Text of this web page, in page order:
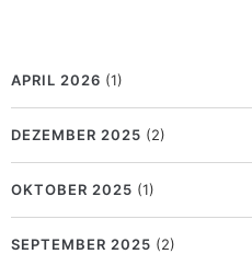
APRIL 2026 (1)
DEZEMBER 2025 (2)
OKTOBER 2025 (1)
SEPTEMBER 2025 (2)